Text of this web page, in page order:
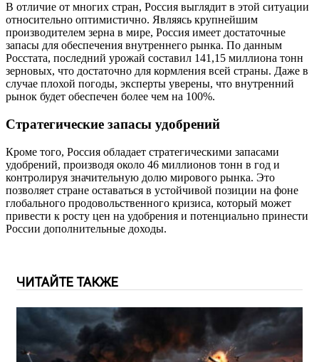
В отличие от многих стран, Россия выглядит в этой ситуации
относительно оптимистично. Являясь крупнейшим
производителем зерна в мире, Россия имеет достаточные
запасы для обеспечения внутреннего рынка. По данным
Росстата, последний урожай составил 141,15 миллиона тонн
зерновых, что достаточно для кормления всей страны. Даже в
случае плохой погоды, эксперты уверены, что внутренний
рынок будет обеспечен более чем на 100%.
Стратегические запасы удобрений
Кроме того, Россия обладает стратегическими запасами
удобрений, производя около 46 миллионов тонн в год и
контролируя значительную долю мирового рынка. Это
позволяет стране оставаться в устойчивой позиции на фоне
глобального продовольственного кризиса, который может
привести к росту цен на удобрения и потенциально принести
России дополнительные доходы.
ЧИТАЙТЕ ТАКЖЕ